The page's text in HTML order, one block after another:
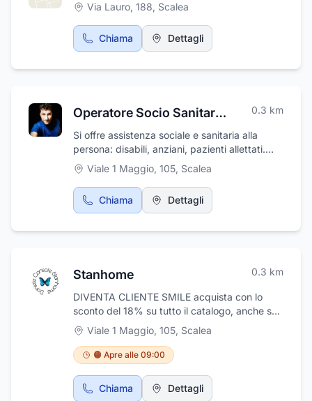
Via Lauro, 188, Scalea
Chiama Dettagli
Operatore Socio Sanitario Daniele Console 0.3 km
Si offre assistenza sociale e sanitaria alla
persona: disabili, anziani, pazienti allettati.
Servizio diurno e servizio notturno.
Viale 1 Maggio, 105, Scalea
Chiama Dettagli
Stanhome 0.3 km
DIVENTA CLIENTE SMILE acquista con lo
sconto del 18% su tutto il catalogo, anche sui
prodotti già in offerta! Clicca qui:
https://diventasmilestanhome.it/728863
Viale 1 Maggio, 105, Scalea
🟠 Apre alle 09:00
Chiama Dettagli